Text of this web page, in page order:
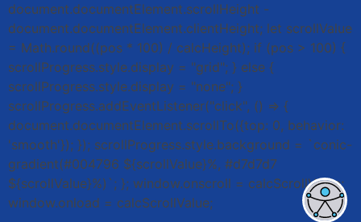
document.documentElement.scrollHeight -
document.documentElement.clientHeight; let scrollValue
= Math.round((pos * 100) / calcHeight); if (pos > 100) {
scrollProgress.style.display = "grid"; } else {
scrollProgress.style.display = "none"; }
scrollProgress.addEventListener("click", () => {
document.documentElement.scrollTo({top: 0, behavior:
'smooth'}); }); scrollProgress.style.background = `conic-
gradient(#004796 ${scrollValue}%, #d7d7d7
${scrollValue}%)`; }; window.onscroll = calcScrollValue;
window.onload = calcScrollValue;
Enviar btn-02 btn-03